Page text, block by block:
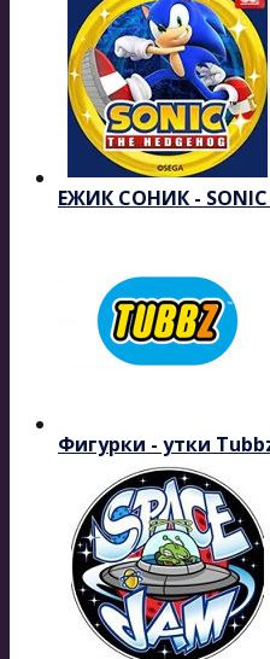
ЕЖИК СОНИК - SONIC
Фигурки - утки